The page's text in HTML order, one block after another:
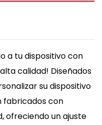
a tu dispositivo con
calidad! Diseñados
su dispositivo
fabricados con
ofreciendo un ajuste